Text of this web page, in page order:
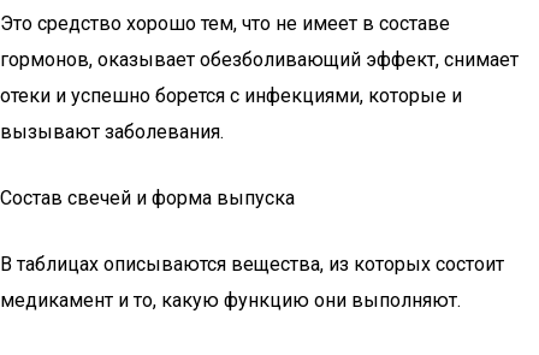
Это средство хорошо тем, что не имеет в составе
гормонов, оказывает обезболивающий эффект, снимает
отеки и успешно борется с инфекциями, которые и
вызывают заболевания.
Состав свечей и форма выпуска
В таблицах описываются вещества, из которых состоит
медикамент и то, какую функцию они выполняют.